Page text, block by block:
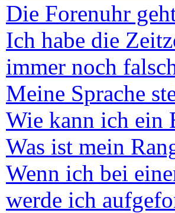
Die Forenuhr
Ich habe die
immer noch
Meine Sprache
Wie kann ich ein
Was ist mein
Wenn ich bei
werde ich